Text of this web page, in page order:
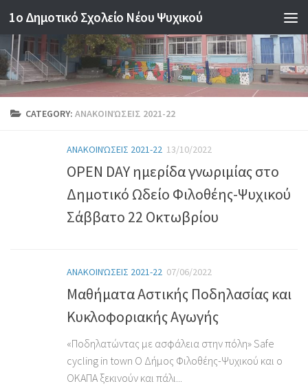
Skip to content
1o Δημοτικό Σχολείο Νέου Ψυχικού
CATEGORY: ΑΝΑΚΟΙΝΏΣΕΙΣ 2021-22
ΑΝΑΚΟΙΝΏΣΕΙΣ 2021-22 13/10/2022
OPEN DAY ημερίδα γνωριμίας στο
Δημοτικό Ωδείο Φιλοθέης-Ψυχικού
Σάββατο 22 Οκτωβρίου
ΑΝΑΚΟΙΝΏΣΕΙΣ 2021-22 07/06/2022
Mαθήματα Aστικής Ποδηλασίας και
Κυκλοφοριακής Αγωγής
«Ποδηλατώντας με ασφάλεια στην πόλη» Safe
cycling in town Ο Δήμος Φιλοθέης-Ψυχικού και o
ΟΚΑΠΑ ξεκινούν και πάλι...